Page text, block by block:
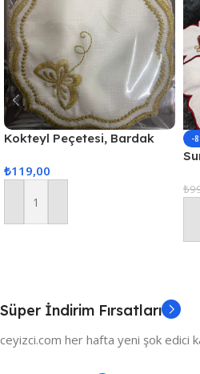
Kokteyl Peçetesi, Bardak
Peçetesi Gold
₺119,00
Sepete Ekle
-
₺
Süper İndirim Fırsatları
ceyizci.com her hafta yeni şok edici